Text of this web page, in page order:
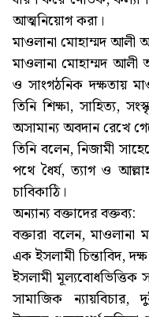
আত্মনিয়োগ করা।
মাওলানা মোহাম্মদ
মাওলানা মোহাম্মদ আলী
ও সাংগঠনিক দক্ষতায়
তিনি শিক্ষা, সাহিত্য,
অসামান্য অবদান রেখে
তিনি বলেন, নিজামী
পথে ধৈর্য, ত্যাগ ও
চাবিকাঠি।
অন্যান্য বক্তাদের বক্তব্য:
বক্তারা বলেন, মাওলানা
এক ইসলামী চিন্তাবিদ,
ইসলামী মূল্যবোধভিত্তিক
সামাজিক ন্যায়বিচার,